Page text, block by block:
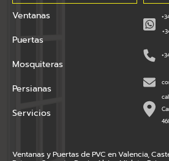
Ventanas
Puertas
Mosquiteras
Persianas
Servicios
Ventanas y Puertas de PVC en Valencia,